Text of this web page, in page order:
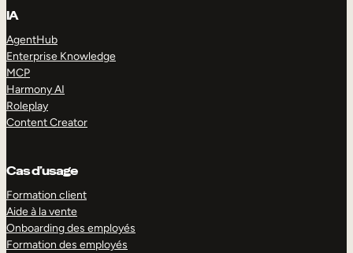
IA
AgentHub
Enterprise Knowledge
MCP
Harmony AI
Roleplay
Content Creator
Cas d’usage
Formation client
Aide à la vente
Onboarding des employés
Formation des employés